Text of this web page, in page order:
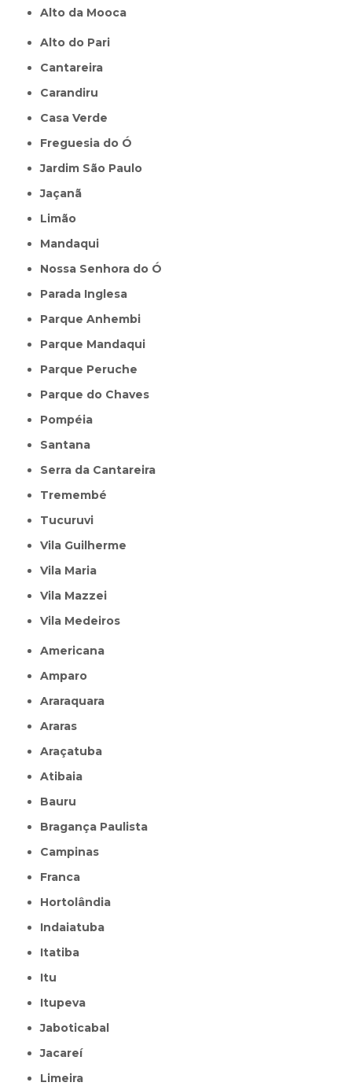
Alto da Mooca
Alto do Pari
Cantareira
Carandiru
Casa Verde
Freguesia do Ó
Jardim São Paulo
Jaçanã
Limão
Mandaqui
Nossa Senhora do Ó
Parada Inglesa
Parque Anhembi
Parque Mandaqui
Parque Peruche
Parque do Chaves
Pompéia
Santana
Serra da Cantareira
Tremembé
Tucuruvi
Vila Guilherme
Vila Maria
Vila Mazzei
Vila Medeiros
Americana
Amparo
Araraquara
Araras
Araçatuba
Atibaia
Bauru
Bragança Paulista
Campinas
Franca
Hortolândia
Indaiatuba
Itatiba
Itu
Itupeva
Jaboticabal
Jacareí
Limeira